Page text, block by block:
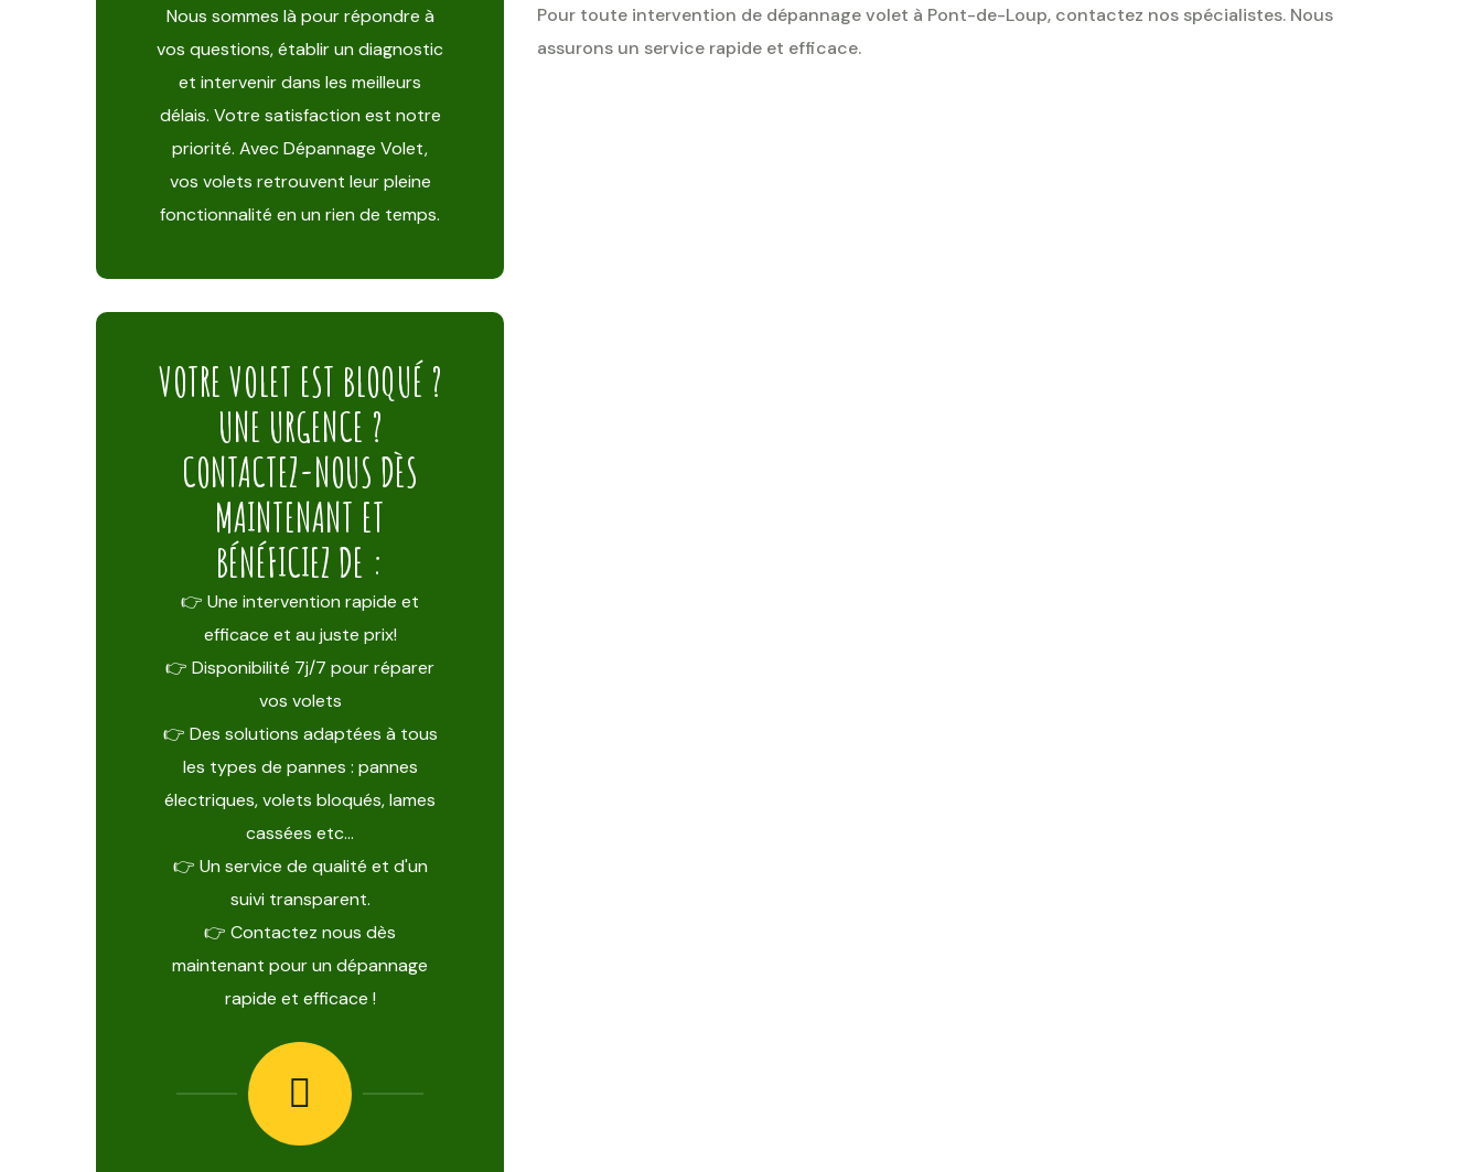
Nous sommes là pour répondre à
vos questions, établir un diagnostic
et intervenir dans les meilleurs
délais. Votre satisfaction est notre
priorité. Avec Dépannage Volet,
vos volets retrouvent leur pleine
fonctionnalité en un rien de temps.
VOTRE VOLET EST BLOQUÉ ?
UNE URGENCE ?
CONTACTEZ-NOUS DÈS
MAINTENANT ET
BÉNÉFICIEZ DE :
👉 Une intervention rapide et
efficace et au juste prix!
👉 Disponibilité 7j/7 pour réparer
vos volets
👉 Des solutions adaptées à tous
les types de pannes : pannes
électriques, volets bloqués, lames
cassées etc…
👉 Un service de qualité et d'un
suivi transparent.
👉 Contactez nous dès
maintenant pour un dépannage
rapide et efficace !
Pour toute intervention de dépannage volet à Pont-de-Loup, contactez nos spécialistes. Nous
assurons un service rapide et efficace.